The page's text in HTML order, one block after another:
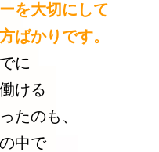
ーを大切にして
ばかりです。
に
ける
たのも、
中で